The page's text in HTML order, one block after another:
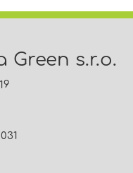
Green s.r.o.